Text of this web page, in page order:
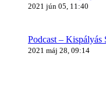
2021 jún 05, 11:40
Podcast – Kispályás
2021 máj 28, 09:14